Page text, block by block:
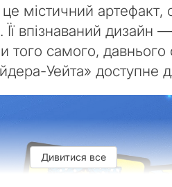
містичний артефакт,
впізнаваний дизайн
того самого,
Уейта» доступне
Дивитися все